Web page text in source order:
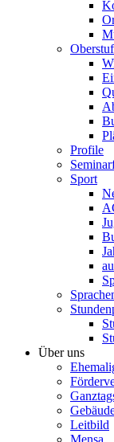
Profile
Sport
Über uns
Leitbild
Mensa